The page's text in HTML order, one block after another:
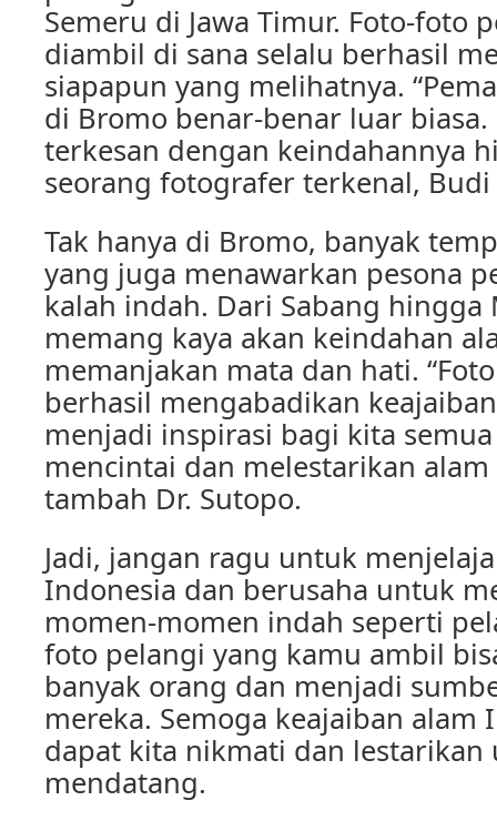
Semeru di Jawa Timur. Foto-foto
diambil di sana selalu berhasil
siapapun yang melihatnya.
di Bromo benar-benar luar biasa.
terkesan dengan keindahannya
seorang fotografer terkenal, Budi
Tak hanya di Bromo, banyak
yang juga menawarkan pesona
kalah indah. Dari Sabang hingga
memang kaya akan keindahan
memanjakan mata dan hati.
berhasil mengabadikan
menjadi inspirasi bagi kita
mencintai dan melestarikan alam
tambah Dr. Sutopo.
Jadi, jangan ragu untuk
Indonesia dan berusaha untuk
momen-momen indah seperti
foto pelangi yang kamu ambil
banyak orang dan menjadi
mereka. Semoga keajaiban alam
dapat kita nikmati dan lestarikan
mendatang.